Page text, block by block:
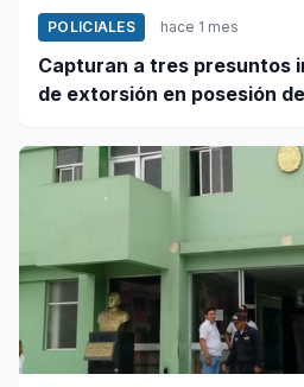
POLICIALES hace 1 mes
Capturan a tres presuntos
de extorsión en posesión